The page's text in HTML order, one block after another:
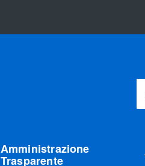
Amministrazione
Trasparente